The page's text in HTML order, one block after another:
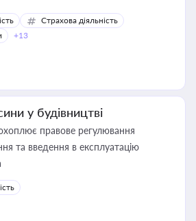
Страхова діяльність
+13
у будівництві
правове регулювання
та введення в експлуатацію